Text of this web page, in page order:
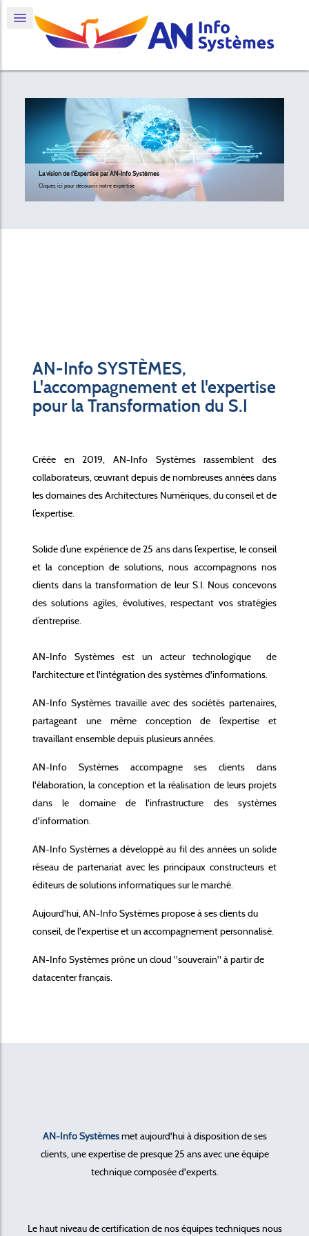
La vision de l'Expertise par AN-Info Systèmes
Cliquez ici pour découvrir notre expertise
AN-Info SYSTÈMES,
L'accompagnement et l'expertise
pour la Transformation du S.I
Créée en 2019, AN-Info Systèmes rassemblent des
collaborateurs, œuvrant depuis de nombreuses années dans
les domaines des Architectures Numériques, du conseil et de
l’expertise.
Solide d’une expérience de 25 ans dans l’expertise, le conseil
et la conception de solutions, nous accompagnons nos
clients dans la transformation de leur S.I. Nous concevons
des solutions agiles, évolutives, respectant vos stratégies
d’entreprise.
AN-Info Systèmes est un acteur technologique de
l'architecture et l'intégration des systèmes d'informations.
AN-Info Systèmes travaille avec des sociétés partenaires,
partageant une même conception de l’expertise et
travaillant ensemble depuis plusieurs années.
AN-Info Systèmes accompagne ses clients dans
l'élaboration, la conception et la réalisation de leurs projets
dans le domaine de l'infrastructure des systèmes
d'information.
AN-Info Systèmes a développé au fil des années un solide
réseau de partenariat avec les principaux constructeurs et
éditeurs de solutions informatiques sur le marché.
Aujourd'hui, AN-Info Systèmes propose à ses clients du
conseil, de l'expertise et un accompagnement personnalisé.
AN-Info Systèmes prône un cloud "souverain" à partir de
datacenter français.
AN-Info Systèmesmet aujourd'hui à disposition de ses
clients, une expertise de presque 25 ans avec une équipe
technique composée d'experts.
Le haut niveau de certification de nos équipes techniques nous